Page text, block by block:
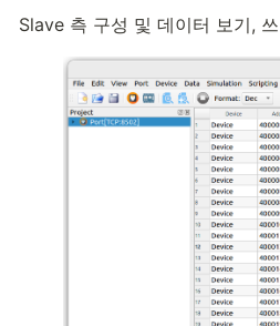
Slave 측 구성 및 데이터 보기,